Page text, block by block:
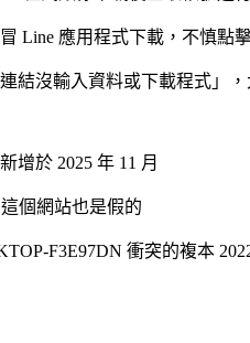
Line 應用程式下載，不慎點
結沒輸入資料或下載程式」
增於 2025 年 11 月
個網站也是假的